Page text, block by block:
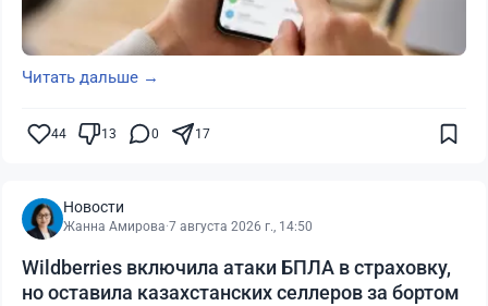
Читать дальше →
44 13 0 17
Новости
Жанна Амирова·7 августа 2026 г., 14:50
Wildberries включила атаки БПЛА в страховку,
но оставила казахстанских селлеров за бортом